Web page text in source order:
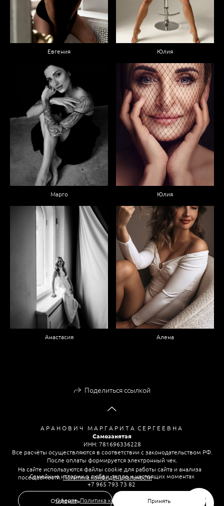
Евгения Юлия
Марго Юлия
Анастасия Алена
Поделиться ссылкой
А Р А Н О В И Ч М А Р Г А Р И Т А С Е Р Г Е Е В Н А
Самозанятая
ИНН: 781696336228
Все расчёты осуществляются в соответствии с законодательством РФ.
После оплаты формируется электронный чек.
Семейные истории о любви, тепле и настоящих моментах
+7 965 793 73 82
Оферта,Политика конфиденциальности
На сайте используются файлы cookie для работы сайта и анализа
посещаемости.Политика конфиденциальности
Отклонить Принять